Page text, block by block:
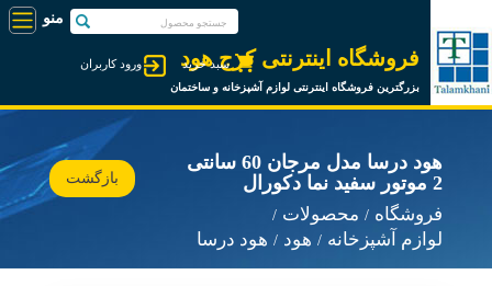
فروشگاه اینترنتی کرج هود
بزرگترین فروشگاه اینترنتی لوازم آشپزخانه و ساختمان
ورود کاربران سبد خرید
هود درسا مدل مرجان 60 سانتی
2 موتور سفید نما دکورال
فروشگاه
محصولات
لوازم آشپزخانه
هود هود درسا
بازگشت